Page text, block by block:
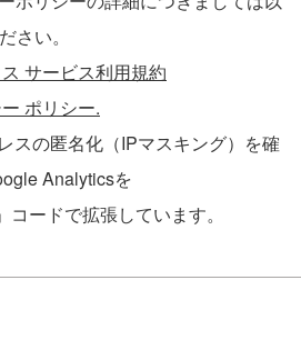
さい。
サービス利用規約
ポリシー.
スの匿名化（IPマスキング）を確
Analyticsを
コードで拡張しています。